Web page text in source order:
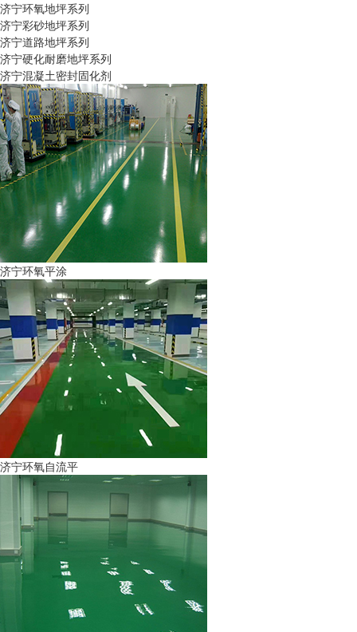
济宁环氧地坪系列
济宁彩砂地坪系列
济宁道路地坪系列
济宁硬化耐磨地坪系列
济宁混凝土密封固化剂
济宁环氧平涂
济宁环氧自流平